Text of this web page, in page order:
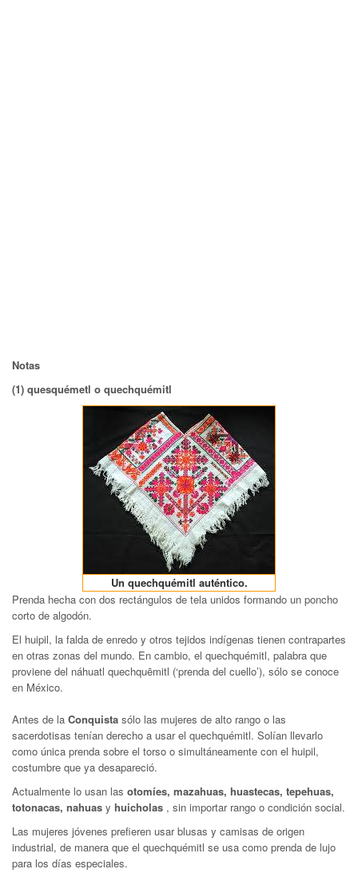
Notas
(1) quesquémetl o quechquémitl
Un quechquémitl auténtico.
Prenda hecha con dos rectángulos de tela unidos formando un poncho
corto de algodón.
El huipil, la falda de enredo y otros tejidos indígenas tienen contrapartes
en otras zonas del mundo. En cambio, el quechquémitl, palabra que
proviene del náhuatl quechquēmitl (‘prenda del cuello’), sólo se conoce
en México.
Antes de la Conquista sólo las mujeres de alto rango o las
sacerdotisas tenían derecho a usar el quechquémitl. Solían llevarlo
como única prenda sobre el torso o simultáneamente con el huipil,
costumbre que ya desapareció.
Actualmente lo usan las otomíes, mazahuas, huastecas, tepehuas,
totonacas, nahuas y huicholas , sin importar rango o condición social.
Las mujeres jóvenes prefieren usar blusas y camisas de origen
industrial, de manera que el quechquémitl se usa como prenda de lujo
para los días especiales.